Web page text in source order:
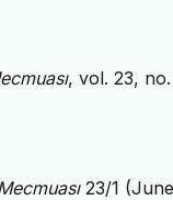
, vol. 23,
23/1